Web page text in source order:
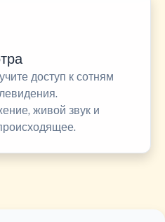
доступ к сотням
живой звук и